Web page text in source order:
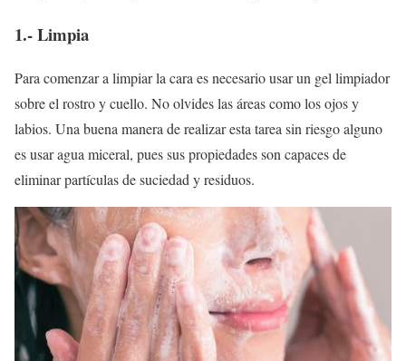
1.- Limpia
Para comenzar a limpiar la cara es necesario usar un gel limpiador
sobre el rostro y cuello. No olvides las áreas como los ojos y
labios. Una buena manera de realizar esta tarea sin riesgo alguno
es usar agua miceral, pues sus propiedades son capaces de
eliminar partículas de suciedad y residuos.